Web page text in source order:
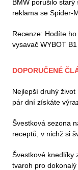
BMW porušilo
reklama se Spider-
Recenze: Hodíte
vysavač WYBOT
DOPORUČENÉ
Nejlepší druhý
pár dní získáte
Švestková sezona
receptů, v nichž si
Švestkové knedlíky
tvaroh pro